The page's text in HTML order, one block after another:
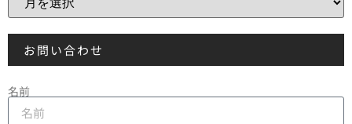
お問い合わせ
名前